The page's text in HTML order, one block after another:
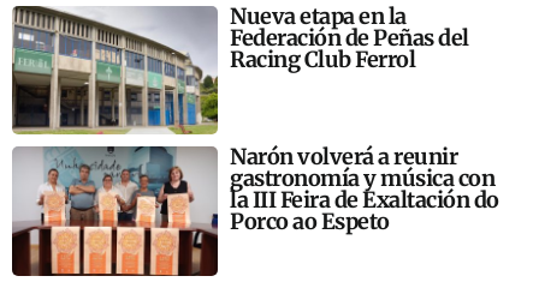
Nueva etapa en la
Federación de Peñas del
Racing Club Ferrol
Narón volverá a reunir
gastronomía y música con
la III Feira de Exaltación do
Porco ao Espeto